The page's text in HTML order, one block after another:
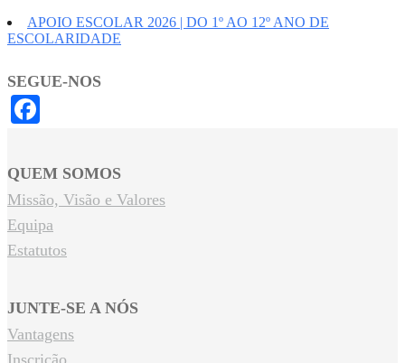
APOIO ESCOLAR 2026 | DO 1º AO 12º ANO DE
ESCOLARIDADE
SEGUE-NOS
QUEM SOMOS
Missão, Visão e Valores
Equipa
Estatutos
JUNTE-SE A NÓS
Vantagens
Inscrição